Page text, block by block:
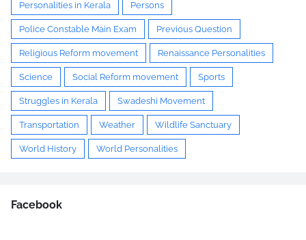
Personalities in Kerala Persons
Police Constable Main Exam Previous Question
Religious Reform movement Renaissance Personalities
Science Social Reform movement Sports
Struggles in Kerala Swadeshi Movement
Transportation Weather Wildlife Sanctuary
World History World Personalities
Facebook